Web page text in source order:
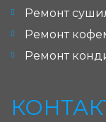
Ремонт
Ремонт
Ремонт